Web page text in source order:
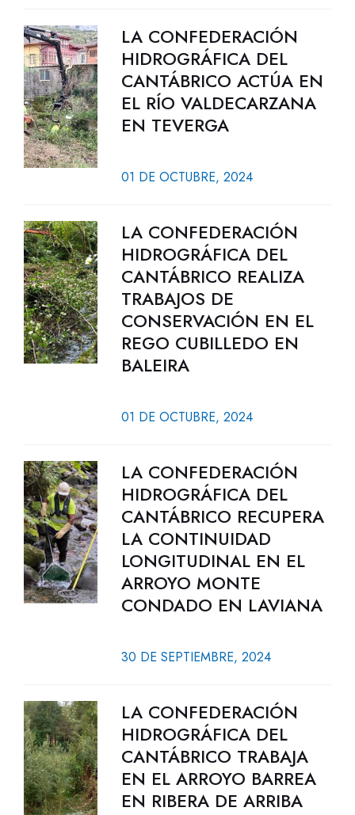
LA CONFEDERACIÓN
HIDROGRÁFICA DEL
CANTÁBRICO ACTÚA EN
EL RÍO VALDECARZANA
EN TEVERGA
01 DE OCTUBRE, 2024
LA CONFEDERACIÓN
HIDROGRÁFICA DEL
CANTÁBRICO REALIZA
TRABAJOS DE
CONSERVACIÓN EN EL
REGO CUBILLEDO EN
BALEIRA
01 DE OCTUBRE, 2024
LA CONFEDERACIÓN
HIDROGRÁFICA DEL
CANTÁBRICO RECUPERA
LA CONTINUIDAD
LONGITUDINAL EN EL
ARROYO MONTE
CONDADO EN LAVIANA
30 DE SEPTIEMBRE, 2024
LA CONFEDERACIÓN
HIDROGRÁFICA DEL
CANTÁBRICO TRABAJA
EN EL ARROYO BARREA
EN RIBERA DE ARRIBA